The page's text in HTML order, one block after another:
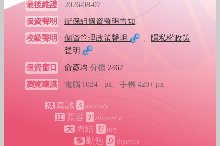
最後維護
2026-08-07
個資聲明
衛保組個資聲明告知
校級聲明
個資管理政策聲明
隱私權政策
聲明
個資窗口 俞彥均 分機 2467
瀏覽建議
電腦 1024+ px、手機 420+ px
淡 真誠 S incerity
江 寬容 T olerance
大 團結 U nity
學 勤勉 D iligence